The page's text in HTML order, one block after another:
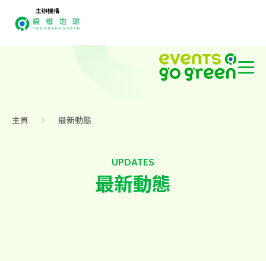
主辦機構
主頁 最新動態
UPDATES
最新動態